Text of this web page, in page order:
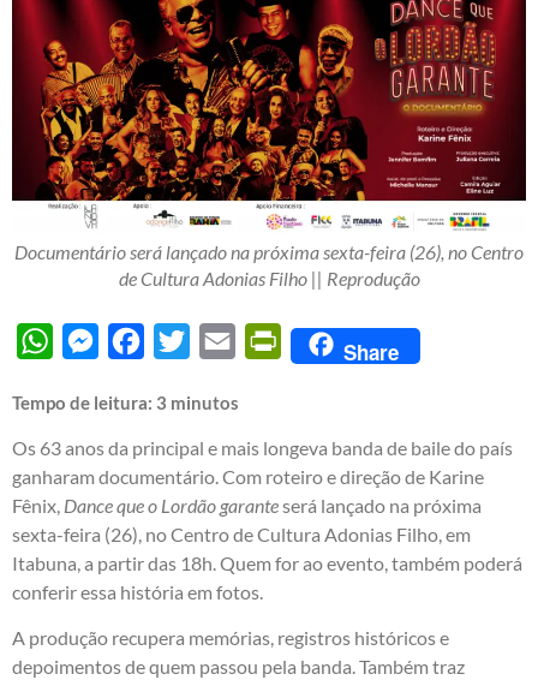
Documentário será lançado na próxima sexta-feira (26), no Centro
de Cultura Adonias Filho || Reprodução
WhatsAppMessengerFacebook
Twitter Email PrintFriendly
Share
Tempo de leitura: 3 minutos
Os 63 anos da principal e mais longeva banda de baile do país
ganharam documentário. Com roteiro e direção de Karine
Fênix, Dance que o Lordão garanteserá lançado na próxima
sexta-feira (26), no Centro de Cultura Adonias Filho, em
Itabuna, a partir das 18h. Quem for ao evento, também poderá
conferir essa história em fotos.
A produção recupera memórias, registros históricos e
depoimentos de quem passou pela banda. Também traz